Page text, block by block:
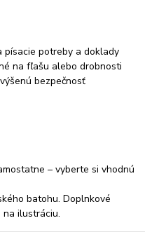
písacie potreby a doklady
na fľašu alebo drobnosti
bezpečnosť
– vyberte si vhodnú
batohu. Doplnkové
ilustráciu.